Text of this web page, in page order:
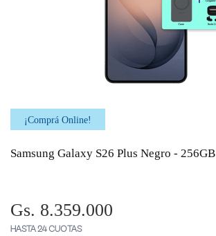
¡Comprá Online!
Samsung Galaxy S26 Plus Negro - 256GB
Gs. 8.359.000
HASTA 24 CUOTAS